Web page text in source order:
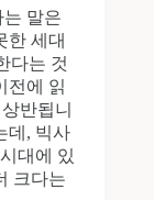
말은
한 세대
다는 것
전에 읽
반됩니
데, 빅사
대에 있
크다는